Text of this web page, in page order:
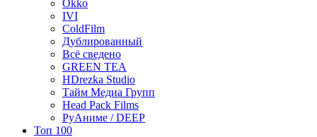
Okko
IVI
ColdFilm
Дублированный
Всё сведено
GREEN TEA
HDrezka Studio
Тайм Медиа Групп
Head Pack Films
РуАниме / DEEP
Топ 100